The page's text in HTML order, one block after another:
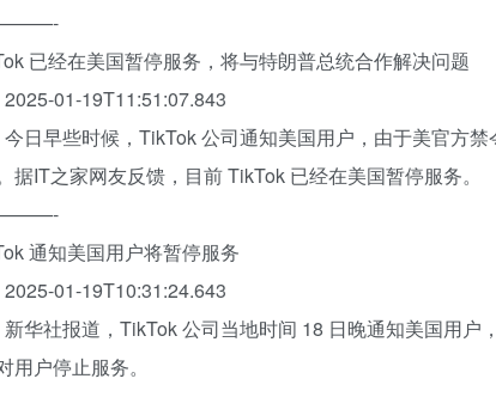
已经在美国暂停服务，将与特朗普总统合作解决问题
01-19T11:51:07.843
今日早些时候，TikTok 公司通知美国用户，由于美官方
据IT之家网友反馈，目前 TikTok 已经在美国暂停服务。
通知美国用户将暂停服务
01-19T10:31:24.643
新华社报道，TikTok 公司当地时间 18 日晚通知美国用户
用户停止服务。